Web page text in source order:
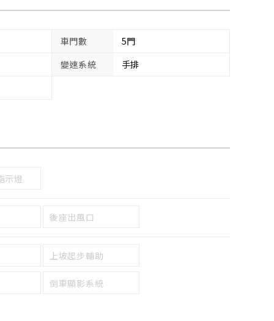
車門數
5門
變速系統
手排
示燈
後座出風口
上坡起步輔助
倒車顯影系統